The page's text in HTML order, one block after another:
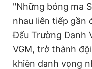
"Những bóng ma
nhau liên tiếp gần
Đấu Trường Danh
VGM, trở thành
khiên danh vọng